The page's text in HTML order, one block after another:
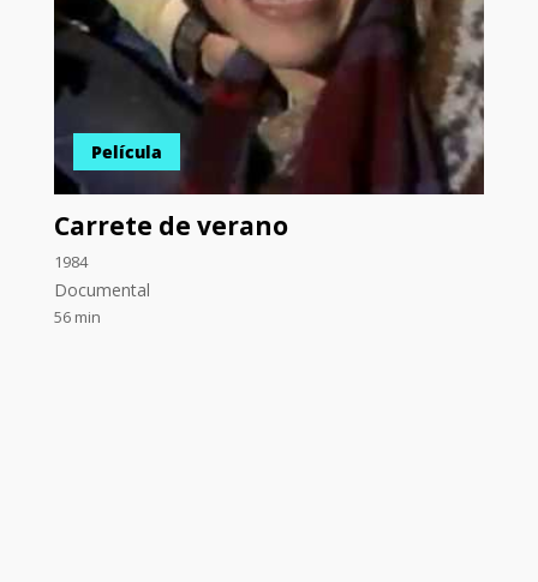
Película
Carrete de verano
1984
Documental
56 min